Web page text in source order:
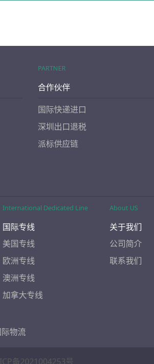
PARTNER
合作伙伴
国际快递进口
深圳出口退税
派标供应链
International Dedicated Line
国际专线
美国专线
欧洲专线
澳洲专线
加拿大专线
About US
关于我们
公司简介
联系我们
物流
备2021004253号